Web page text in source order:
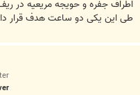
ﺍﻃﺮﺍﻑ ﺟﻔﺮﻩ ﻭ ﺣﻮﯾﺠﻪ ﻣﺮﯾﻌﯿﻪ ﺩﺭ ﺭﯾﻒ
ﻃﯽ ﺍﯾﻦ ﯾﮑﯽ ﺩﻭ ﺳﺎﻋﺖ ﻫﺪﻑ ﻗﺮﺍﺭ